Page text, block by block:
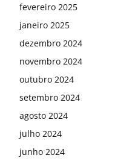
fevereiro 2025
janeiro 2025
dezembro 2024
novembro 2024
outubro 2024
setembro 2024
agosto 2024
julho 2024
junho 2024